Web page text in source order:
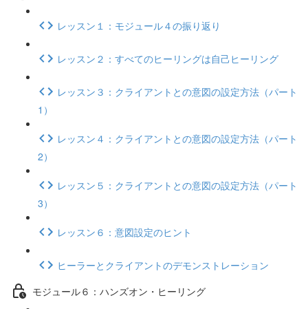
レッスン１：モジュール４の振り返り
レッスン２：すべてのヒーリングは自己ヒーリング
レッスン３：クライアントとの意図の設定方法（パート
1）
レッスン４：クライアントとの意図の設定方法（パート
2）
レッスン５：クライアントとの意図の設定方法（パート
3）
レッスン６：意図設定のヒント
ヒーラーとクライアントのデモンストレーション
モジュール６：ハンズオン・ヒーリング